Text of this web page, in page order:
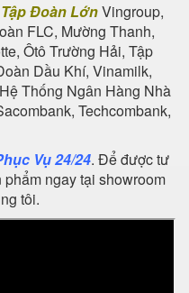
Đoàn LớnVingroup,
FLC, Mường Thanh,
Ôtô Trường Hải, Tập
Dầu Khí, Vinamilk,
Thống Ngân Hàng Nhà
Techcombank,
Vụ 24/24. Để được tư
ngay tại showroom
tôi.